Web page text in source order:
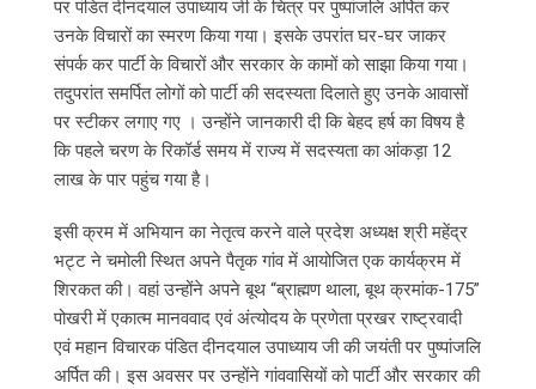
पर पंडित दीनदयाल उपाध्याय जी के चित्र पर पुष्पांजलि अर्पित कर
उनके विचारों का स्मरण किया गया। इसके उपरांत घर-घर जाकर
संपर्क कर पार्टी के विचारों और सरकार के कामों को साझा किया गया।
तदुपरांत समर्पित लोगों को पार्टी की सदस्यता दिलाते हुए उनके आवासों
पर स्टीकर लगाए गए । उन्होंने जानकारी दी कि बेहद हर्ष का विषय है
कि पहले चरण के रिकॉर्ड समय में राज्य में सदस्यता का आंकड़ा 12
लाख के पार पहुंच गया है।
इसी क्रम में अभियान का नेतृत्व करने वाले प्रदेश अध्यक्ष श्री महेंद्र
भट्ट ने चमोली स्थित अपने पैतृक गांव में आयोजित एक कार्यक्रम में
शिरकत की। वहां उन्होंने अपने बूथ “ब्राह्मण थाला, बूथ क्रमांक-175”
पोखरी में एकात्म मानववाद एवं अंत्योदय के प्रणेता प्रखर राष्ट्रवादी
एवं महान विचारक पंडित दीनदयाल उपाध्याय जी की जयंती पर पुष्पांजलि
अर्पित की। इस अवसर पर उन्होंने गांववासियों को पार्टी और सरकार की